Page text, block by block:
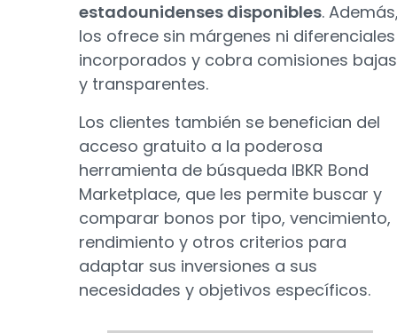
estadounidenses disponibles.
los ofrece sin márgenes ni diferenciales
incorporados y cobra comisiones bajas
y transparentes.
Los clientes también se benefician del
acceso gratuito a la poderosa
herramienta de búsqueda IBKR Bond
Marketplace, que les permite buscar y
comparar bonos por tipo, vencimiento,
rendimiento y otros criterios para
adaptar sus inversiones a sus
necesidades y objetivos específicos.